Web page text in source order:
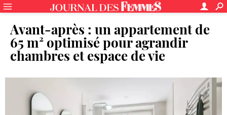
Avant-après : un appartement de
65 m² optimisé pour agrandir
chambres et espace de vie